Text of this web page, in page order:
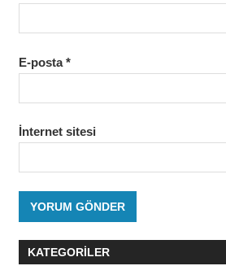
E-posta*
İnternet sitesi
KATEGORILER